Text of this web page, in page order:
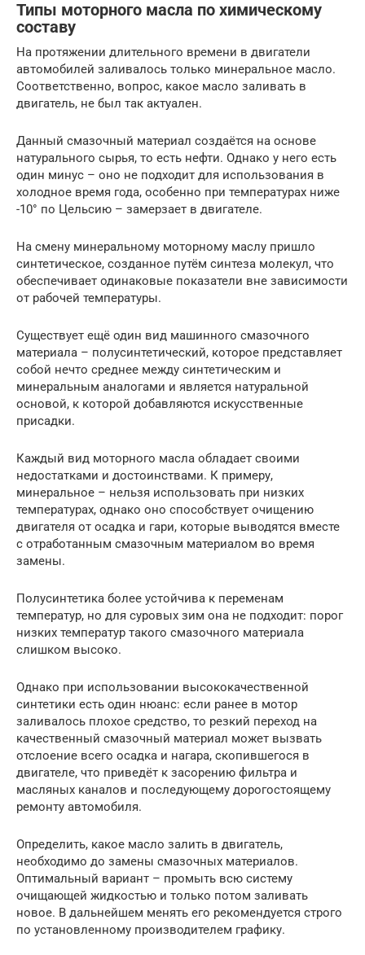
Типы моторного масла по химическому
составу
На протяжении длительного времени в двигатели
автомобилей заливалось только минеральное масло.
Соответственно, вопрос, какое масло заливать в
двигатель, не был так актуален.
Данный смазочный материал создаётся на основе
натурального сырья, то есть нефти. Однако у него есть
один минус – оно не подходит для использования в
холодное время года, особенно при температурах ниже
-10° по Цельсию – замерзает в двигателе.
На смену минеральному моторному маслу пришло
синтетическое, созданное путём синтеза молекул, что
обеспечивает одинаковые показатели вне зависимости
от рабочей температуры.
Существует ещё один вид машинного смазочного
материала – полусинтетический, которое представляет
собой нечто среднее между синтетическим и
минеральным аналогами и является натуральной
основой, к которой добавляются искусственные
присадки.
Каждый вид моторного масла обладает своими
недостатками и достоинствами. К примеру,
минеральное – нельзя использовать при низких
температурах, однако оно способствует очищению
двигателя от осадка и гари, которые выводятся вместе
с отработанным смазочным материалом во время
замены.
Полусинтетика более устойчива к переменам
температур, но для суровых зим она не подходит: порог
низких температур такого смазочного материала
слишком высоко.
Однако при использовании высококачественной
синтетики есть один нюанс: если ранее в мотор
заливалось плохое средство, то резкий переход на
качественный смазочный материал может вызвать
отслоение всего осадка и нагара, скопившегося в
двигателе, что приведёт к засорению фильтра и
масляных каналов и последующему дорогостоящему
ремонту автомобиля.
Определить, какое масло залить в двигатель,
необходимо до замены смазочных материалов.
Оптимальный вариант – промыть всю систему
очищающей жидкостью и только потом заливать
новое. В дальнейшем менять его рекомендуется строго
по установленному производителем графику.